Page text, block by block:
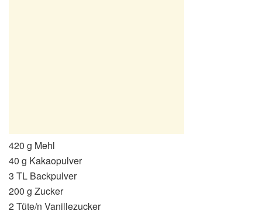
420 g Mehl
40 g Kakaopulver
3 TL Backpulver
200 g Zucker
2 Tüte/n Vanillezucker